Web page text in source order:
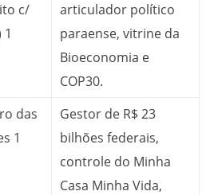
c/
1
articulador político
paraense, vitrine da
Bioeconomia e
COP30.
das
1
Gestor de R$ 23
bilhões federais,
controle do Minha
Casa Minha Vida,